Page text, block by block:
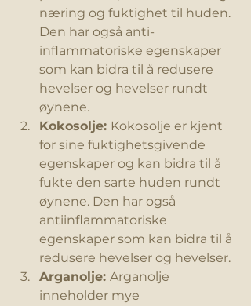
næring og fuktighet til huden.
Den har også anti-
inflammatoriske egenskaper
som kan bidra til å redusere
hevelser og hevelser rundt
øynene.
Kokosolje: Kokosolje er kjent
for sine fuktighetsgivende
egenskaper og kan bidra til å
fukte den sarte huden rundt
øynene. Den har også
antiinflammatoriske
egenskaper som kan bidra til å
redusere hevelser og hevelser.
Arganolje: Arganolje
inneholder mye